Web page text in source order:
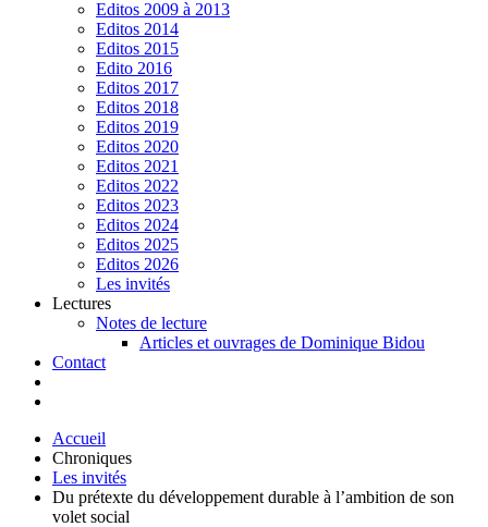
Editos 2009 à 2013
Editos 2014
Editos 2015
Edito 2016
Editos 2017
Editos 2018
Editos 2019
Editos 2020
Editos 2021
Editos 2022
Editos 2023
Editos 2024
Editos 2025
Editos 2026
Les invités
Lectures
Notes de lecture
Articles et ouvrages de Dominique Bidou
Contact
Accueil
Chroniques
Les invités
Du prétexte du développement durable à l’ambition de son
volet social